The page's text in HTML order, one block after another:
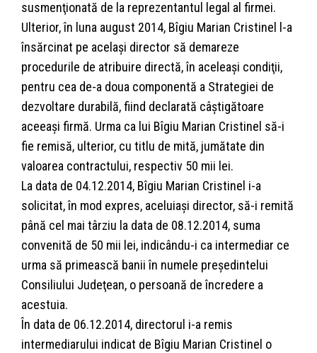
susmenţionată de la reprezentantul legal al firmei.
Ulterior, în luna august 2014, Bîgiu Marian Cristinel l-a
însărcinat pe acelaşi director să demareze
procedurile de atribuire directă, în aceleaşi condiţii,
pentru cea de-a doua componentă a Strategiei de
dezvoltare durabilă, fiind declarată câştigătoare
aceeaşi firmă. Urma ca lui Bîgiu Marian Cristinel să-i
fie remisă, ulterior, cu titlu de mită, jumătate din
valoarea contractului, respectiv 50 mii lei.
La data de 04.12.2014, Bîgiu Marian Cristinel i-a
solicitat, în mod expres, aceluiaşi director, să-i remită
până cel mai târziu la data de 08.12.2014, suma
convenită de 50 mii lei, indicându-i ca intermediar ce
urma să primească banii în numele preşedintelui
Consiliului Judeţean, o persoană de încredere a
acestuia.
În data de 06.12.2014, directorul i-a remis
intermediarului indicat de Bîgiu Marian Cristinel o